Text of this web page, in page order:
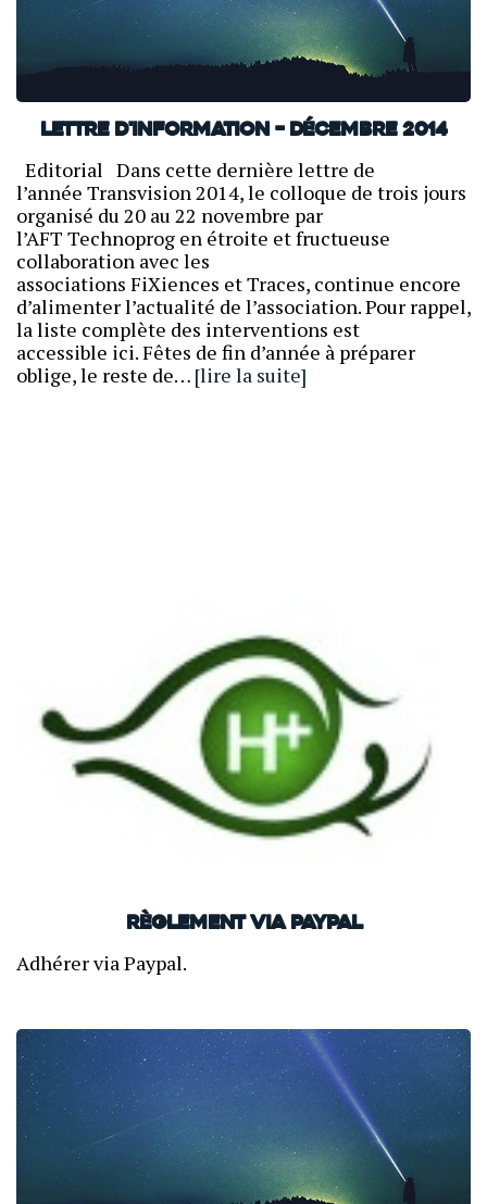
Lettre d'information – Décembre 2014
Editorial Dans cette dernière lettre de
l’année Transvision 2014, le colloque de trois jours
organisé du 20 au 22 novembre par
l’AFT Technoprog en étroite et fructueuse
collaboration avec les
associations FiXiences et Traces, continue encore
d’alimenter l’actualité de l’association. Pour rappel,
la liste complète des interventions est
accessible ici. Fêtes de fin d’année à préparer
oblige, le reste de… [lire la suite]
Règlement via Paypal
Adhérer via Paypal.